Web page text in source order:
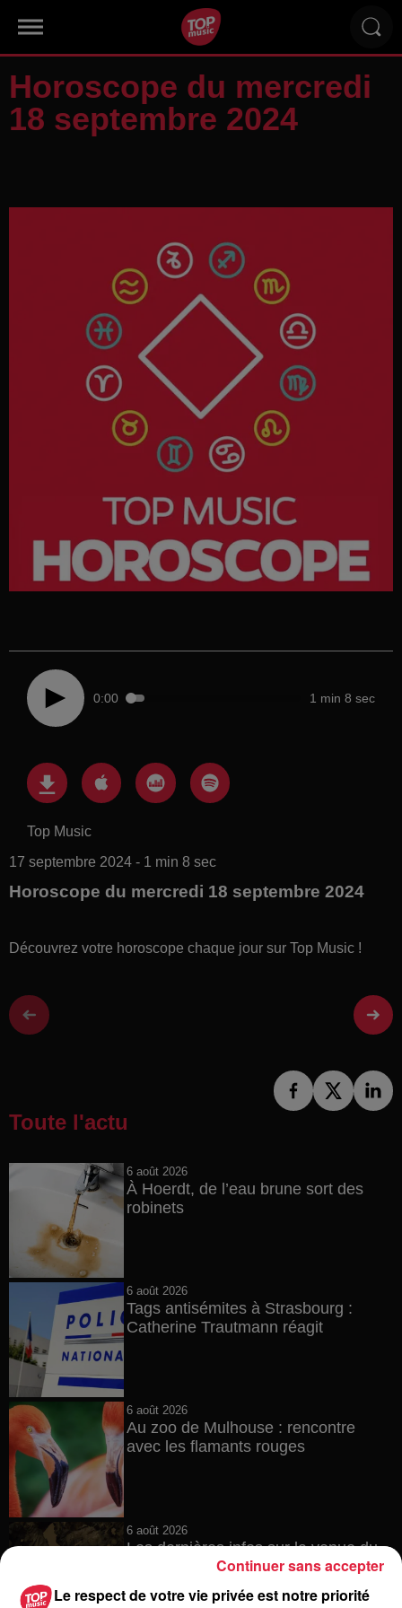
Horoscope du mercredi
18 septembre 2024
0:00 1 min 8 sec
Top Music
17 septembre 2024 - 1 min 8 sec
Horoscope du mercredi 18 septembre 2024
Découvrez votre horoscope chaque jour sur Top Music !
Toute l'actu
6 août 2026
À Hoerdt, de l’eau brune sort des
robinets
6 août 2026
Tags antisémites à Strasbourg :
Catherine Trautmann réagit
6 août 2026
Au zoo de Mulhouse : rencontre
avec les flamants rouges
6 août 2026
Les dernières infos sur la venue du
pape à Metz en septembre
Le respect de votre vie privée est notre priorité
Continuer sans accepter